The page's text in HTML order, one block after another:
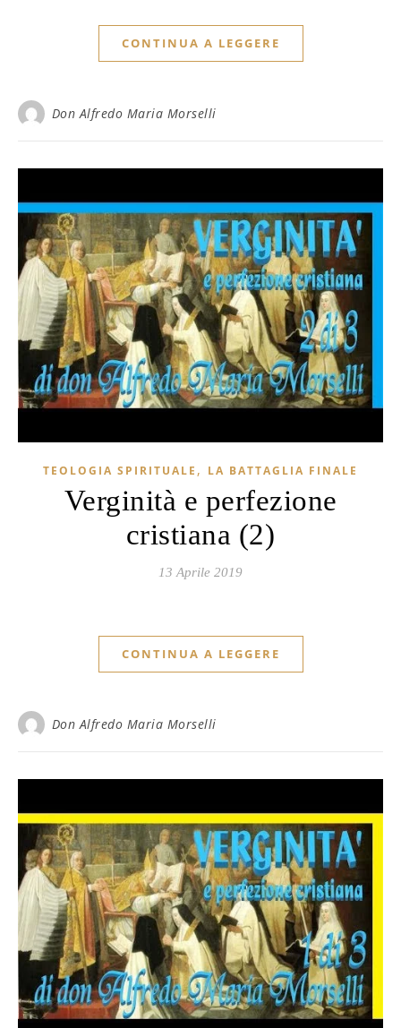
CONTINUA A LEGGERE
Don Alfredo Maria Morselli
TEOLOGIA SPIRITUALE , LA BATTAGLIA FINALE
Verginità e perfezione
cristiana (2)
13 Aprile 2019
CONTINUA A LEGGERE
Don Alfredo Maria Morselli